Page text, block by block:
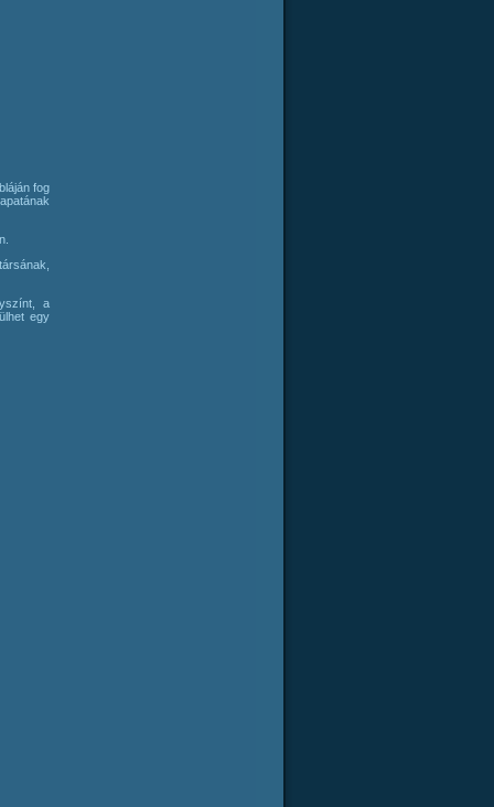
fog
a
egy